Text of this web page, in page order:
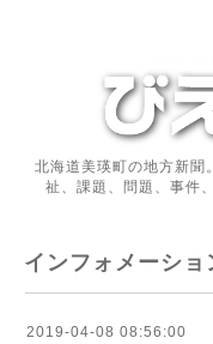
北海道美瑛町の地方新聞
祉、課題、問題、事件
インフォメーショ
2019-04-08 08:56:00